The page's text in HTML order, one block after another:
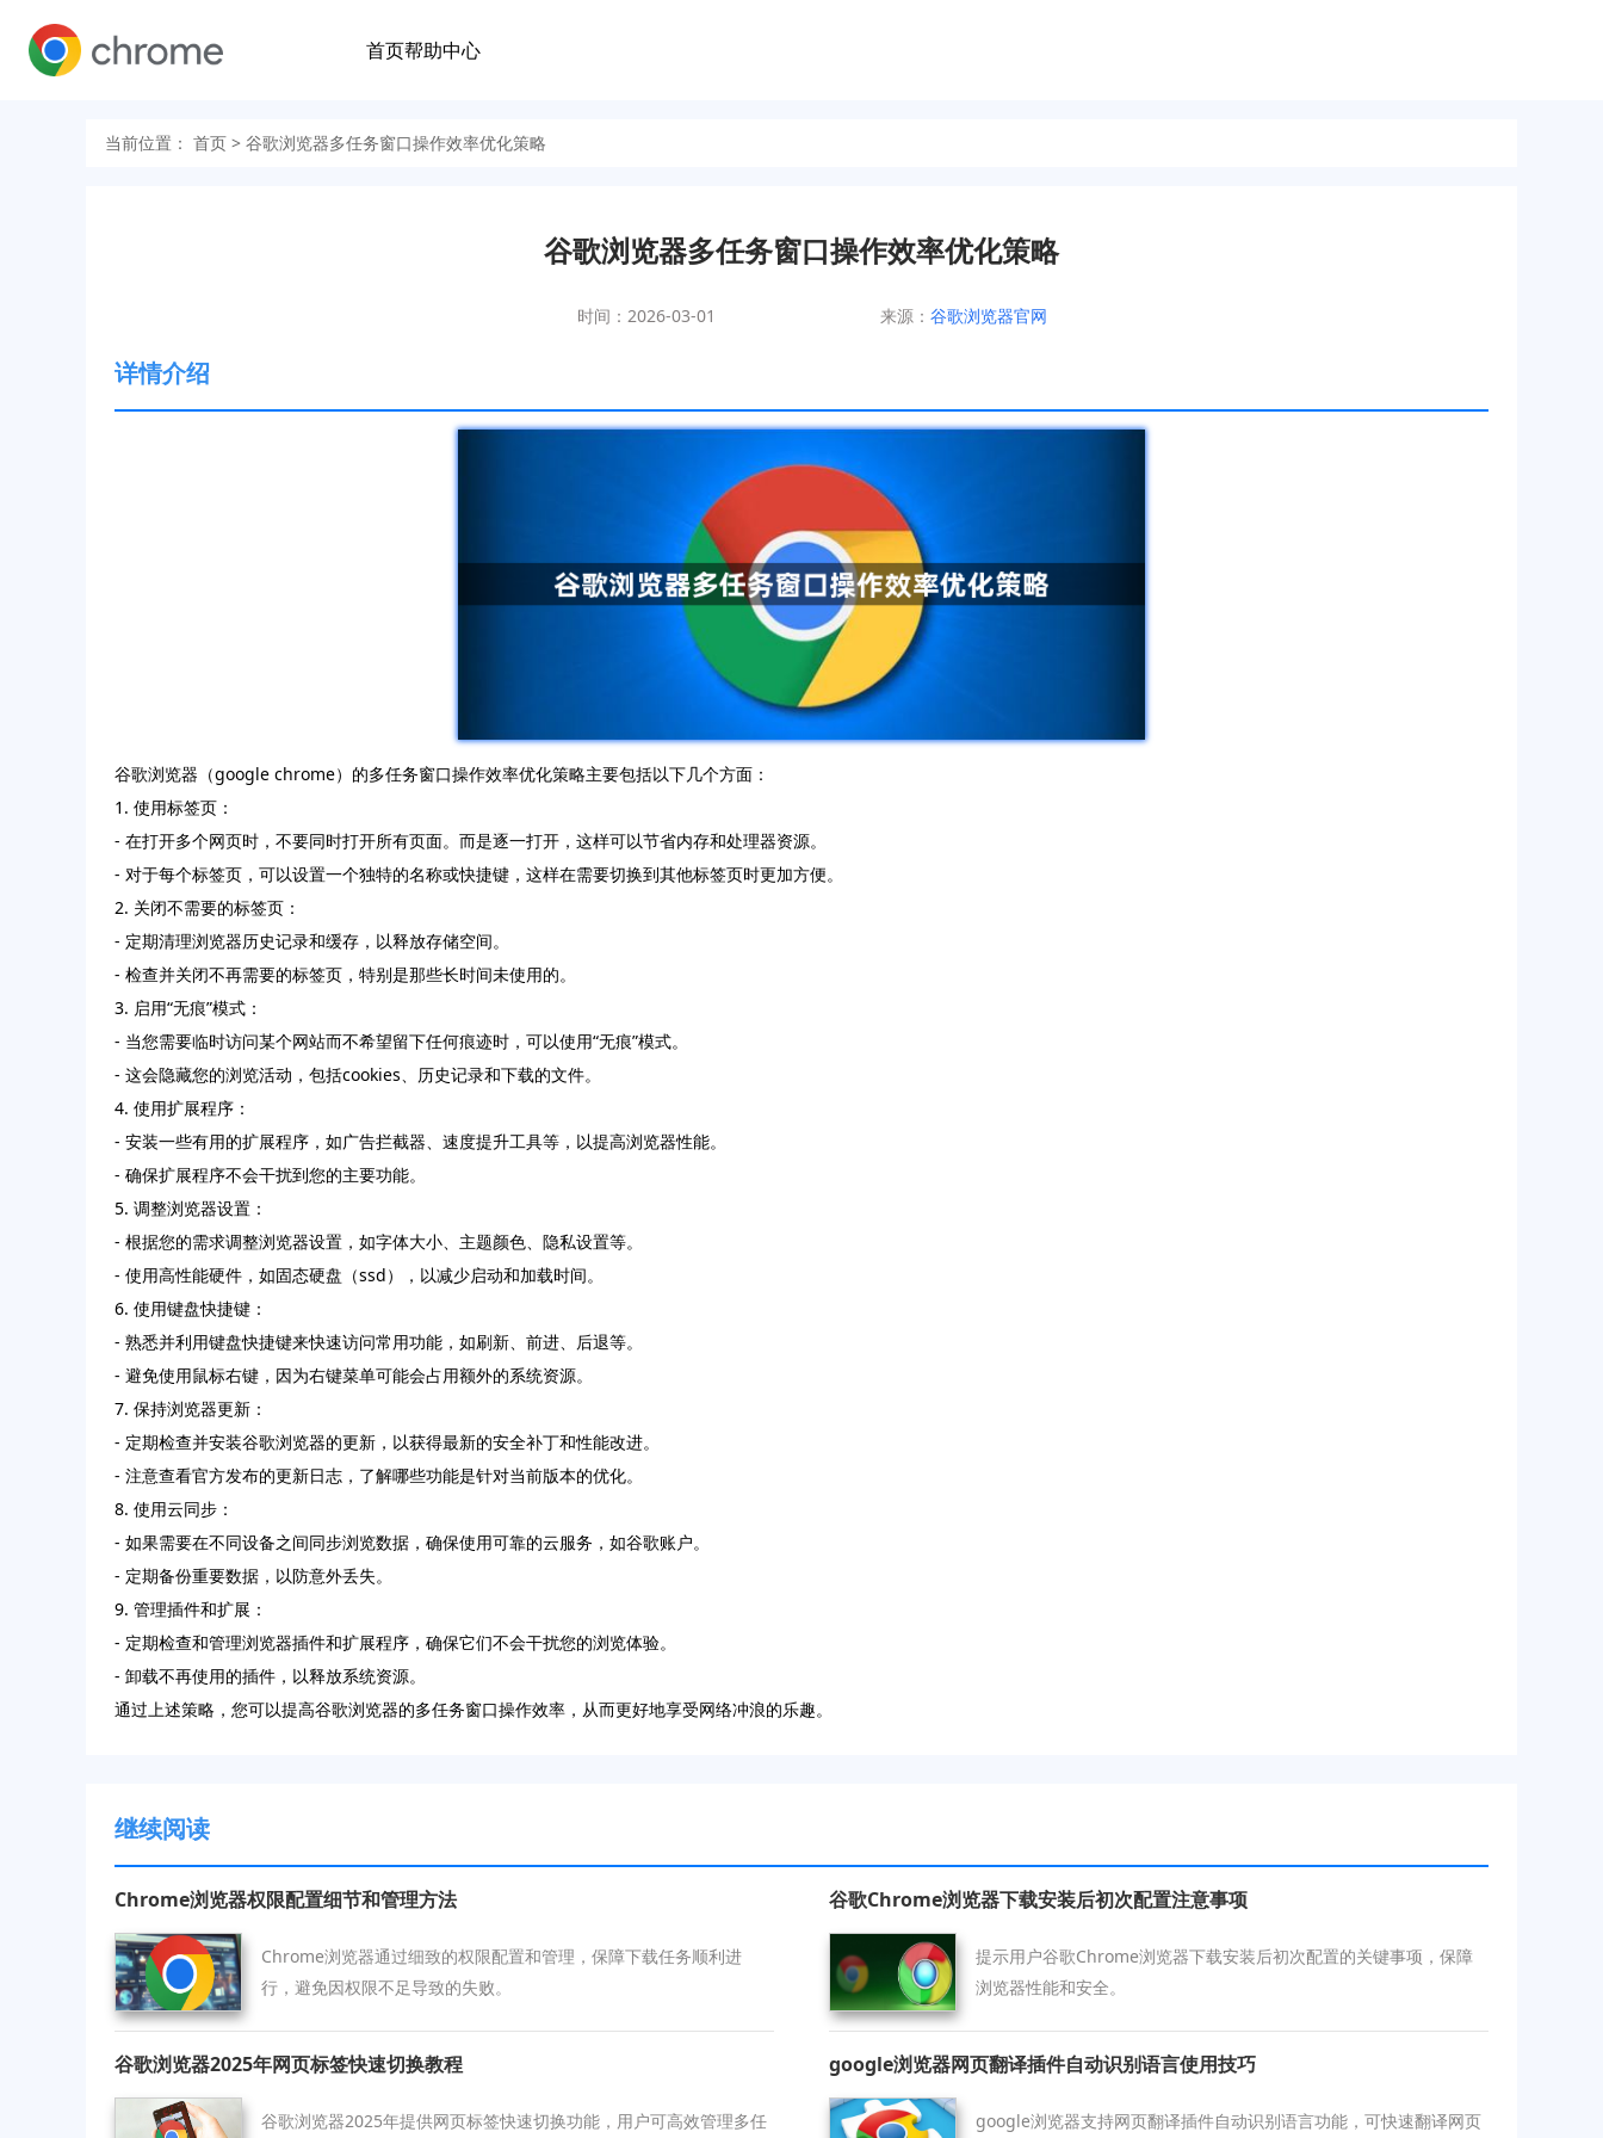
首页帮助中心
当前位置： 首页 > 谷歌浏览器多任务窗口操作效率优化策略
谷歌浏览器多任务窗口操作效率优化策略
时间：2026-03-01 来源： 谷歌浏览器官网
详情介绍
谷歌浏览器（google chrome）的多任务窗口操作效率优化策略主要包括以下几个方面：
1. 使用标签页：
- 在打开多个网页时，不要同时打开所有页面。而是逐一打开，这样可以节省内存和处理器资源。
- 对于每个标签页，可以设置一个独特的名称或快捷键，这样在需要切换到其他标签页时更加方便。
2. 关闭不需要的标签页：
- 定期清理浏览器历史记录和缓存，以释放存储空间。
- 检查并关闭不再需要的标签页，特别是那些长时间未使用的。
3. 启用“无痕”模式：
- 当您需要临时访问某个网站而不希望留下任何痕迹时，可以使用“无痕”模式。
- 这会隐藏您的浏览活动，包括cookies、历史记录和下载的文件。
4. 使用扩展程序：
- 安装一些有用的扩展程序，如广告拦截器、速度提升工具等，以提高浏览器性能。
- 确保扩展程序不会干扰到您的主要功能。
5. 调整浏览器设置：
- 根据您的需求调整浏览器设置，如字体大小、主题颜色、隐私设置等。
- 使用高性能硬件，如固态硬盘（ssd），以减少启动和加载时间。
6. 使用键盘快捷键：
- 熟悉并利用键盘快捷键来快速访问常用功能，如刷新、前进、后退等。
- 避免使用鼠标右键，因为右键菜单可能会占用额外的系统资源。
7. 保持浏览器更新：
- 定期检查并安装谷歌浏览器的更新，以获得最新的安全补丁和性能改进。
- 注意查看官方发布的更新日志，了解哪些功能是针对当前版本的优化。
8. 使用云同步：
- 如果需要在不同设备之间同步浏览数据，确保使用可靠的云服务，如谷歌账户。
- 定期备份重要数据，以防意外丢失。
9. 管理插件和扩展：
- 定期检查和管理浏览器插件和扩展程序，确保它们不会干扰您的浏览体验。
- 卸载不再使用的插件，以释放系统资源。
通过上述策略，您可以提高谷歌浏览器的多任务窗口操作效率，从而更好地享受网络冲浪的乐趣。
继续阅读
Chrome浏览器权限配置细节和管理方法
Chrome浏览器通过细致的权限配置和管理，保障下载任务顺利进
行，避免因权限不足导致的失败。
谷歌Chrome浏览器下载安装后初次配置注意事项
提示用户谷歌Chrome浏览器下载安装后初次配置的关键事项，保障
浏览器性能和安全。
谷歌浏览器2025年网页标签快速切换教程
谷歌浏览器2025年提供网页标签快速切换功能，用户可高效管理多任
google浏览器网页翻译插件自动识别语言使用技巧
google浏览器支持网页翻译插件自动识别语言功能，可快速翻译网页